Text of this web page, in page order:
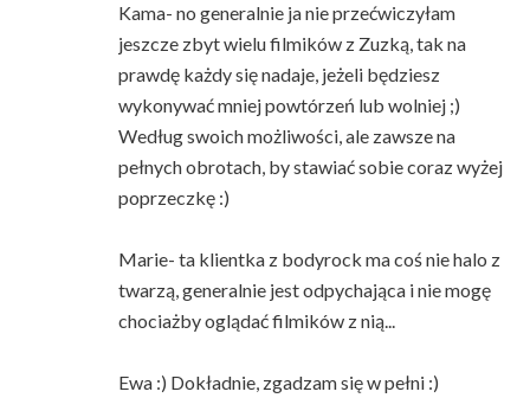
Kama- no generalnie ja nie przećwiczyłam
jeszcze zbyt wielu filmików z Zuzką, tak na
prawdę każdy się nadaje, jeżeli będziesz
wykonywać mniej powtórzeń lub wolniej ;)
Według swoich możliwości, ale zawsze na
pełnych obrotach, by stawiać sobie coraz wyżej
poprzeczkę :)
Marie- ta klientka z bodyrock ma coś nie halo z
twarzą, generalnie jest odpychająca i nie mogę
chociażby oglądać filmików z nią...
Ewa :) Dokładnie, zgadzam się w pełni :)